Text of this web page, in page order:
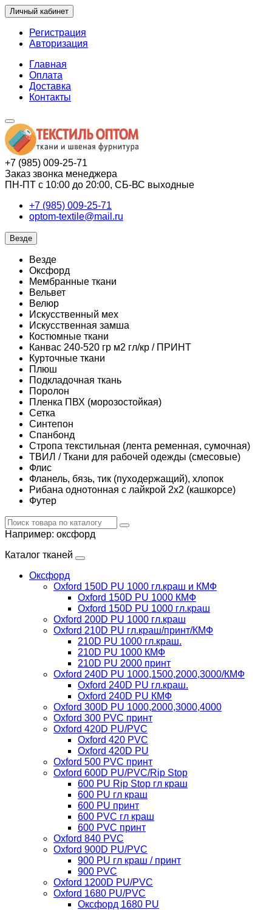
Личный кабинет
Регистрация
Авторизация
Главная
Оплата
Доставка
Контакты
+7 (985) 009-25-71
Заказ звонка менеджера
ПН-ПТ с 10:00 до 20:00, СБ-ВС выходные
+7 (985) 009-25-71
optom-textile@mail.ru
Везде
Везде
Оксфорд
Мембранные ткани
Вельвет
Велюр
Искусственный мех
Искусственная замша
Костюмные ткани
Канвас 240-520 гр м2 гл/кр / ПРИНТ
Курточные ткани
Плюш
Подкладочная ткань
Поролон
Пленка ПВХ (морозостойкая)
Сетка
Синтепон
Спанбонд
Стропа текстильная (лента ременная, сумочная)
ТВИЛ / Ткани для рабочей одежды (смесовые)
Флис
Фланель, бязь, тик (пуходержащий), хлопок
Рибана однотонная с лайкрой 2х2 (кашкорсе)
Футер
Например: оксфорд
Каталог тканей
Оксфорд
Oxford 150D PU 1000 гл.краш и КМФ
Oxford 150D PU 1000 КМФ
Oxford 150D PU 1000 гл.краш
Oxford 200D PU 1000 гл.краш
Oxford 210D PU гл.краш/принт/КМФ
210D PU 1000 гл.краш.
210D PU 1000 КМФ
210D PU 2000 принт
Oxford 240D PU 1000,1500,2000,3000/КМФ
Oxford 240D PU гл.краш.
Oxford 240D PU КМФ
Oxford 300D PU 1000,2000,3000,4000
Oxford 300 PVC принт
Oxford 420D PU/PVC
Oxford 420 PVC
Oxford 420D PU
Oxford 500 PVC принт
Oxford 600D PU/PVC/Rip Stop
600 PU Rip Stop гл краш
600 PU гл краш
600 PU принт
600 PVC гл краш
600 PVC принт
Oxford 840 PVC
Oxford 900D PU/PVC
900 PU гл краш / принт
900 PVC
Oxford 1200D PU/PVC
Oxford 1680 PU/PVC
Оксфорд 1680 PU